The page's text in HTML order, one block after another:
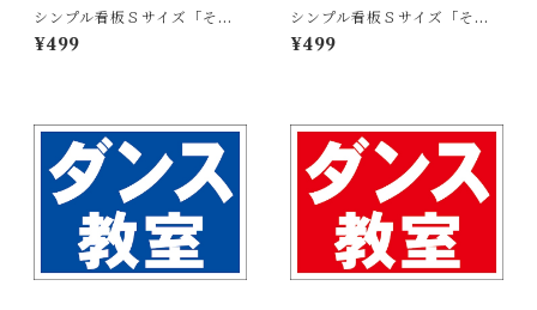
シンプル看板Ｓサイズ「そろ
ばん教室 白窓付（紺）」屋外
可【スクール・教室・塾】
¥499
シンプル看板Ｓサイズ「そろ
ばん教室 白窓付（赤）」屋外
可【スクール・教室・塾】
¥499